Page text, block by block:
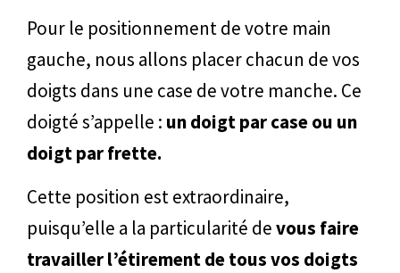
Pour le positionnement de votre main
gauche, nous allons placer chacun de vos
doigts dans une case de votre manche. Ce
doigté s’appelle : un doigt par case ou un
doigt par frette.
Cette position est extraordinaire,
puisqu’elle a la particularité devous faire
travailler l’étirement de tous vos doigts